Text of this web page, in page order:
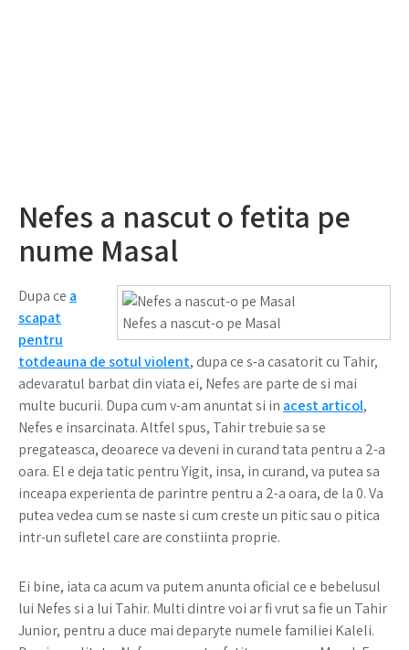
Nefes a nascut o fetita pe
nume Masal
Nefes a nascut-o pe Masal
Dupa ce a
scapat
pentru
totdeauna de sotul violent, dupa ce s-a casatorit cu Tahir,
adevaratul barbat din viata ei, Nefes are parte de si mai
multe bucurii. Dupa cum v-am anuntat si in acest articol,
Nefes e insarcinata. Altfel spus, Tahir trebuie sa se
pregateasca, deoarece va deveni in curand tata pentru a 2-a
oara. El e deja tatic pentru Yigit, insa, in curand, va putea sa
inceapa experienta de parintre pentru a 2-a oara, de la 0. Va
putea vedea cum se naste si cum creste un pitic sau o pitica
intr-un sufletel care are constiinta proprie.
Ei bine, iata ca acum va putem anunta oficial ce e bebelusul
lui Nefes si a lui Tahir. Multi dintre voi ar fi vrut sa fie un Tahir
Junior, pentru a duce mai deparyte numele familiei Kaleli.